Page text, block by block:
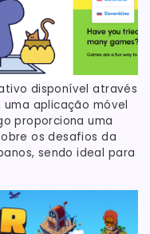
disponível através
aplicação móvel
proporciona uma
os desafios da
sendo ideal para